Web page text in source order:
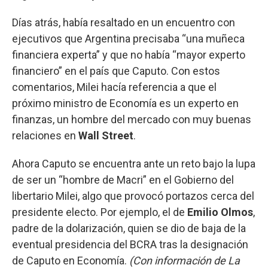
Días atrás, había resaltado en un encuentro con
ejecutivos que Argentina precisaba “una muñeca
financiera experta” y que no había “mayor experto
financiero” en el país que Caputo. Con estos
comentarios, Milei hacía referencia a que el
próximo ministro de Economía es un experto en
finanzas, un hombre del mercado con muy buenas
relaciones en Wall Street.
Ahora Caputo se encuentra ante un reto bajo la lupa
de ser un “hombre de Macri” en el Gobierno del
libertario Milei, algo que provocó portazos cerca del
presidente electo. Por ejemplo, el de Emilio Olmos,
padre de la dolarización, quien se dio de baja de la
eventual presidencia del BCRA tras la designación
de Caputo en Economía. (Con información de La